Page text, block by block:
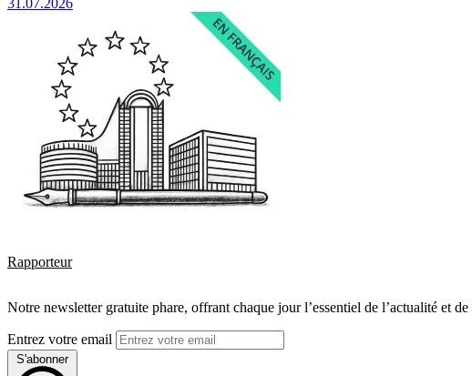
Rapporteur
Notre newsletter gratuite phare, offrant chaque jour l’essentiel de l’actualité et
Entrez votre email
S'abonner